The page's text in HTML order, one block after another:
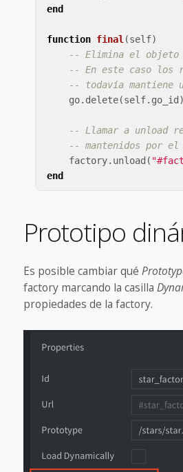
end
function final (self)
-- Elimina el objeto
-- En este caso los
-- todavía mantiene
go. delete(self. go_id )
-- Llamar a unload
-- mantenidos por el
factory. unload (
end
Prototipo
Es posible cambiar qué
factory marcando la casilla
propiedades de la factory.